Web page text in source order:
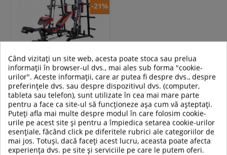
-21%
Aparat multifunctional HMS
ATLAS X2
8 829,00 RON
6 959,00 RON
In stoc
Când vizitați un site web, acesta poate stoca sau prelua
informații în browser-ul dvs., mai ales sub forma "cookie-
urilor". Aceste informații, care ar putea fi despre dvs., despre
preferințele dvs. sau despre dispozitivul dvs. (computer,
tableta sau telefon), sunt utilizate în cea mai mare parte
pentru a face ca site-ul să funcționeze așa cum vă așteptați.
Puteți afla mai multe despre modul în care folosim cookie-
urile pe acest site și pentru a împiedica setarea cookie-urilor
esențiale, făcând click pe diferitele rubrici ale categoriilor de
mai jos. Totuși, dacă faceți acest lucru, aceasta poate afecta
experiența dvs. pe site și serviciile pe care le putem oferi.